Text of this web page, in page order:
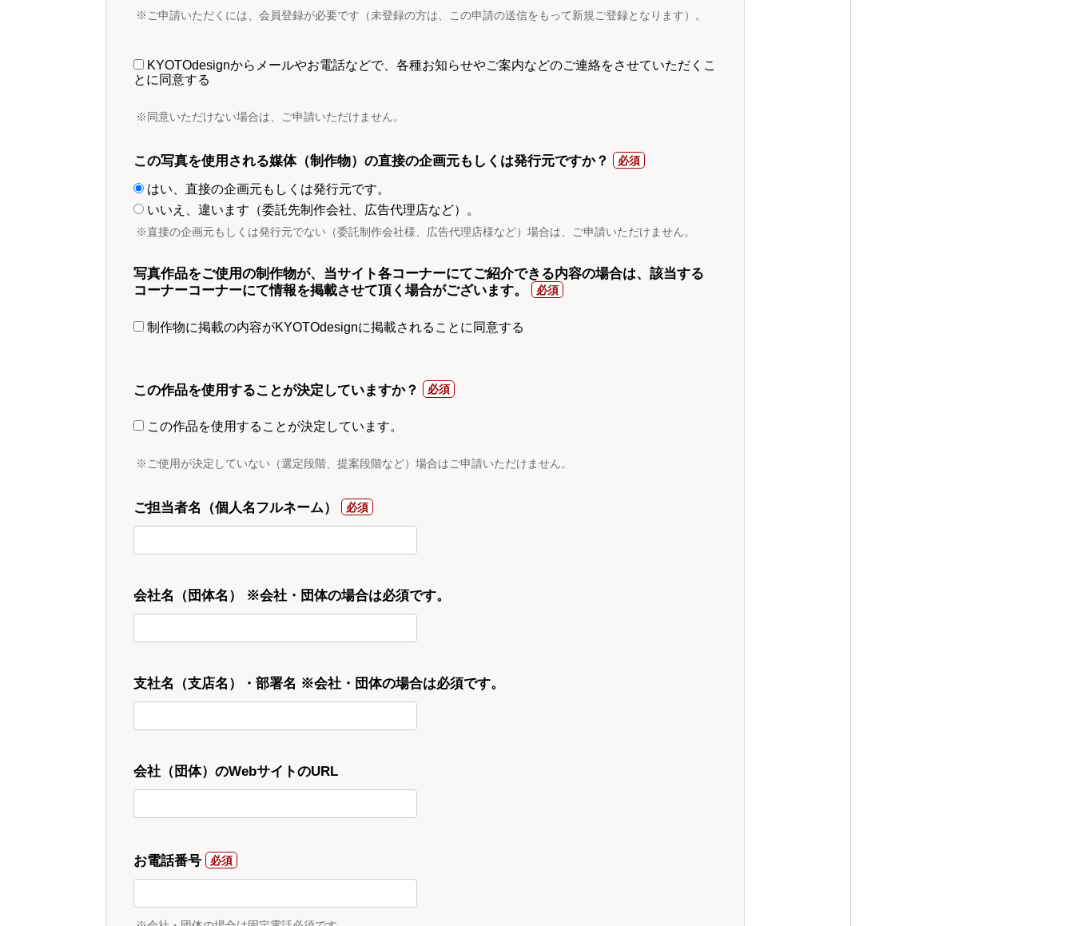
※ご申請いただくには、会員登録が必要です（未登録の方は、この申請の送信をもって新規ご登録となります）。
KYOTOdesignからメールやお電話などで、各種お知らせやご案内などのご連絡をさせていただくこ
とに同意する
※同意いただけない場合は、ご申請いただけません。
この写真を使用される媒体（制作物）の直接の企画元もしくは発行元ですか？
はい、直接の企画元もしくは発行元です。
いいえ、違います（委託先制作会社、広告代理店など）。
※直接の企画元もしくは発行元でない（委託制作会社様、広告代理店様など）場合は、ご申請いただけません。
写真作品をご使用の制作物が、当サイト各コーナーにてご紹介できる内容の場合は、該当する
コーナーコーナーにて情報を掲載させて頂く場合がございます。
制作物に掲載の内容がKYOTOdesignに掲載されることに同意する
この作品を使用することが決定していますか？
この作品を使用することが決定しています。
※ご使用が決定していない（選定段階、提案段階など）場合はご申請いただけません。
ご担当者名（個人名フルネーム）
会社名（団体名） ※会社・団体の場合は必須です。
支社名（支店名）・部署名 ※会社・団体の場合は必須です。
会社（団体）のWebサイトのURL
お電話番号